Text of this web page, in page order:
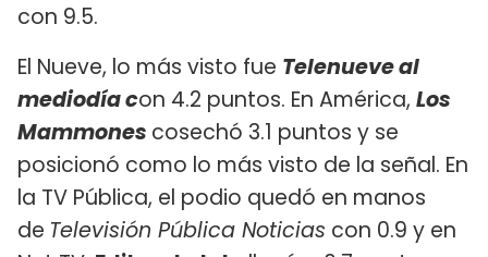
con 9.5.
El Nueve, lo más visto fue Telenueve al
mediodía con 4.2 puntos. En América, Los
Mammones cosechó 3.1 puntos y se
posicionó como lo más visto de la señal. En
la TV Pública, el podio quedó en manos
de Televisión Pública Noticias con 0.9 y en